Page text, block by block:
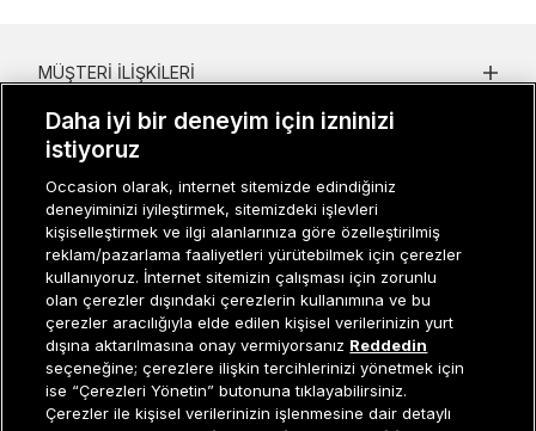
Müşteri İlişkileri0 850 800 01 20
MÜŞTERI İLIŞKILERI
KURUMSAL
GRUP MARKALAR
ERKEK KATEGORILER
Daha iyi bir deneyim için izninizi
istiyoruz
Occasion olarak, internet sitemizde edindiğiniz
deneyiminizi iyileştirmek, sitemizdeki işlevleri
kişiselleştirmek ve ilgi alanlarınıza göre özelleştirilmiş
reklam/pazarlama faaliyetleri yürütebilmek için çerezler
kullanıyoruz. İnternet sitemizin çalışması için zorunlu
olan çerezler dışındaki çerezlerin kullanımına ve bu
çerezler aracılığıyla elde edilen kişisel verilerinizin yurt
dışına aktarılmasına onay vermiyorsanız Reddedin
seçeneğine; çerezlere ilişkin tercihlerinizi yönetmek için
ise “Çerezleri Yönetin” butonuna tıklayabilirsiniz.
Çerezler ile kişisel verilerinizin işlenmesine dair detaylı